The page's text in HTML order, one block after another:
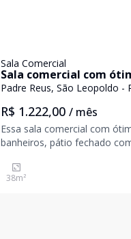
Sala Comercial
Sala comercial com
Padre Reus, São Leopoldo -
R$ 1.222,00 / mês
Essa sala comercial com
banheiros, pátio fechado
sua visita! Valores sujeitos a alteração sem aviso
prévio
38m²